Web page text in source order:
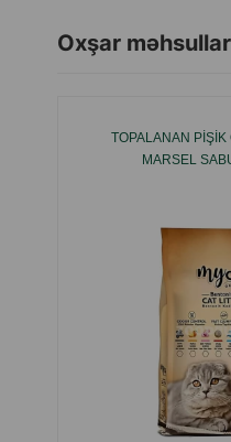
Oxşar məhsullar
TOPALANAN PIŞIK
MARSEL